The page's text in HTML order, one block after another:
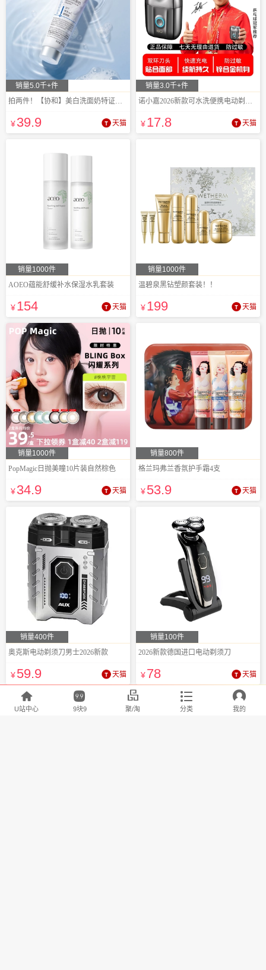
销量5.0千+件
拍两件！【协和】美白洗面奶特证美白377！
¥39.9 天猫
销量3.0千+件
诺小嘉2026新款可水洗便携电动剃须刀
¥17.8 天猫
销量1000件
AOEO蕴能舒缓补水保湿水乳套装
¥154 天猫
销量1000件
温碧泉黑钻塑颜套装！！
¥199 天猫
销量1000件
PopMagic日抛美瞳10片装自然棕色
¥34.9 天猫
销量800件
格兰玛弗兰香氛护手霜4支
¥53.9 天猫
销量400件
奥克斯电动剃须刀男士2026新款
¥59.9 天猫
销量100件
2026新款德国进口电动剃须刀
¥78 天猫

U站中心

9块9

聚/淘

分类

我的